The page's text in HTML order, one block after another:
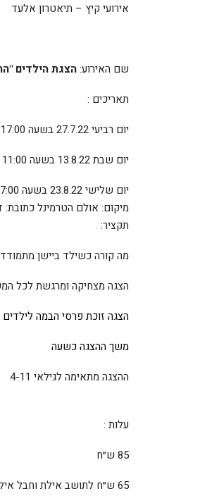
אירועי קיץ – תיאטרון אלעד
שם האירוע:הצגת הילדים
תאריכים :
יום רביעי 27.7.22 בשעה 17:00
יום שבת 13.8.22 בשעה 11:00
יום שלישי 23.8.22 בשעה 17:00
מיקום: אולם הטרמינל כתובת: דרך
תקציר:
מה קורה כשילד ביישן
הצגה מצחיקה ומרגשת לכל
הצגה זוכת פרסי הבמה לילדים
משך ההצגה כשעה
ההצגה מתאימה לגילאי 4-11
עלות :
85 ש״ח
65 ש״ח לתושב אילת וחבל אילות